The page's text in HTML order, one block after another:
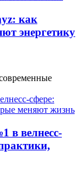
как
энергетику
в велнесс-